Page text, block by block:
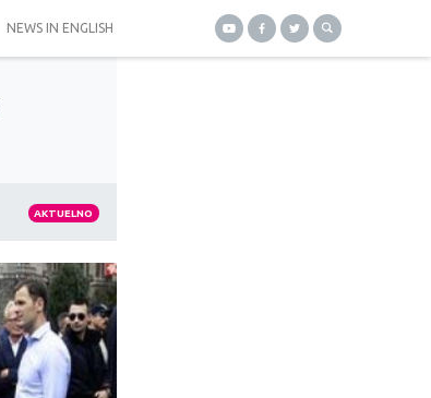
NEWS IN ENGLISH
AKTUELNO